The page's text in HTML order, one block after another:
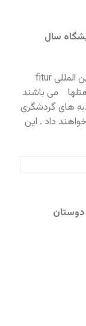
سال
امسال همراهان ما در نمایشگاه گردشگری بین المللی fitur
هتلها می باشند
های گردشگری
داد . این